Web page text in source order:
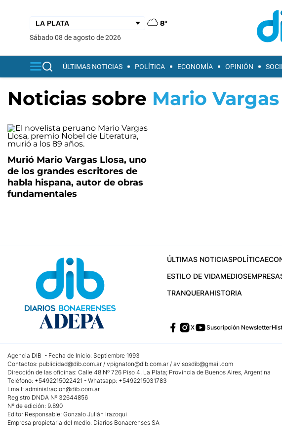
8°
sábado 08 de agosto de 2026
ÚLTIMAS NOTICIAS POLÍTICA ECONOMÍA OPINIÓN
Noticias sobre Mario
Murió Mario Vargas Llosa, uno
de los grandes escritores de
habla hispana, autor de obras
fundamentales
ÚLTIMAS NOTICIASPOLÍTICA
ESTILO DE VIDAMEDIOS
TRANQUERAHISTORIA
X Suscripción Newsletter
Agencia DIB - Fecha de Inicio: Septiembre 1993
Contactos: publicidad@dib.com.ar / vpignaton@dib.com.ar / avisosdib@gmail.com
Dirección de las oficinas: Calle 48 Nº 726 Piso 4, La Plata; Provincia de Buenos Aires, Argentina
Teléfono: +5492215022421 - Whatsapp: +5492215031783
Email: administracion@dib.com.ar
Registro DNDA Nº 32644856
Nº de edición: 9.890
Editor Responsable: Gonzalo Julián Irazoqui
Empresa propietaria del medio: Diarios Bonaerenses SA